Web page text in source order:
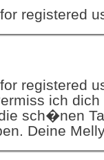
registered
registered
ich
sch�nen
Deine